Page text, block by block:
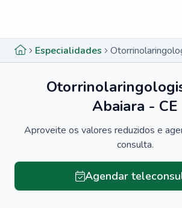
Especialidades
Abaiara - CE
Aproveite os valores reduzidos e
consulta.
Agendar